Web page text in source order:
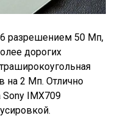
разрешением 50 Мп,
дорогих
на 2 Мп. Отлично
IMX709